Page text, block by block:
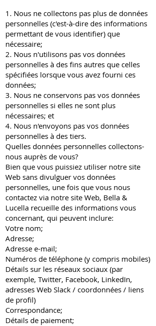
1. Nous ne collectons pas plus de données
personnelles (c'est-à-dire des informations
permettant de vous identifier) ​​que
nécessaire;
2. Nous n'utilisons pas vos données
personnelles à des fins autres que celles
spécifiées lorsque vous avez fourni ces
données;
3. Nous ne conservons pas vos données
personnelles si elles ne sont plus
nécessaires; et
4. Nous n'envoyons pas vos données
personnelles à des tiers.
Quelles données personnelles collectons-
nous auprès de vous?
Bien que vous puissiez utiliser notre site
Web sans divulguer vos données
personnelles, une fois que vous nous
contactez via notre site Web, Bella &
Lucella recueille des informations vous
concernant, qui peuvent inclure:
Votre nom;
Adresse;
Adresse e-mail;
Numéros de téléphone (y compris mobiles)
Détails sur les réseaux sociaux (par
exemple, Twitter, Facebook, LinkedIn,
adresses Web Slack / coordonnées / liens
de profil)
Correspondance;
Détails de paiement;